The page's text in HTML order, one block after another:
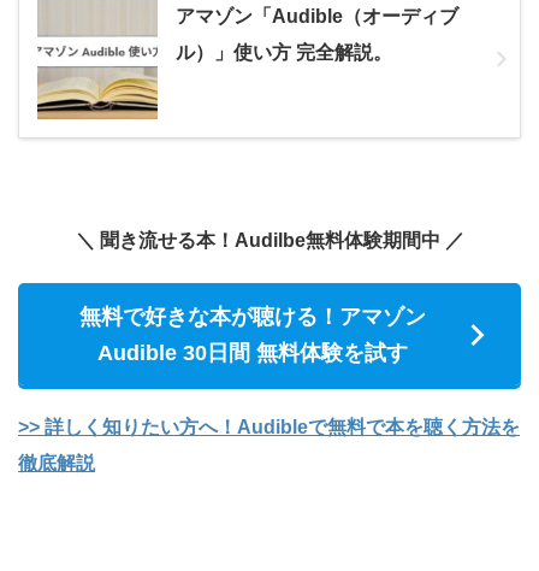
アマゾン「Audible（オーディブ
ル）」使い方 完全解説。
＼ 聞き流せる本！Audilbe無料体験期間中 ／
無料で好きな本が聴ける！アマゾン
Audible 30日間 無料体験を試す
>> 詳しく知りたい方へ！Audibleで無料で本を聴く方法を
徹底解説